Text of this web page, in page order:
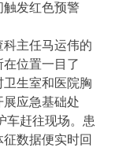
发红色预警
主任马运伟的
位置一目了
生室和医院胸
应急基础处
车赶往现场。患
数据便实时回